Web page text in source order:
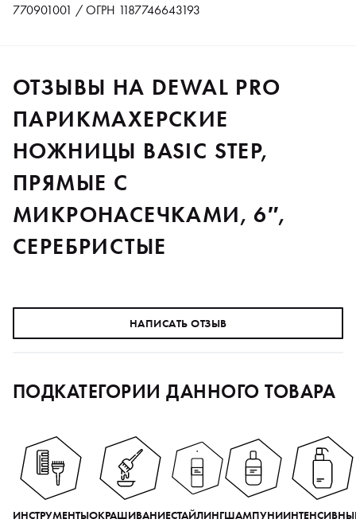
770901001 / ОГРН 1187746643193
ОТЗЫВЫ НА DEWAL PRO
ПАРИКМАХЕРСКИЕ
НОЖНИЦЫ BASIC STEP,
ПРЯМЫЕ С
МИКРОНАСЕЧКАМИ, 6″,
СЕРЕБРИСТЫЕ
НАПИСАТЬ ОТЗЫВ
ПОДКАТЕГОРИИ ДАННОГО ТОВАРА
ИНСТРУМЕНТЫОКРАШИВАНИЕСТАЙЛИНГШАМПУНИ